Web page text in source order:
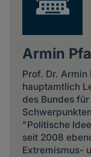
Armin
Prof. Dr.
hauptamtlich
des Bundes
"Politische
seit 2008
Extremismus-